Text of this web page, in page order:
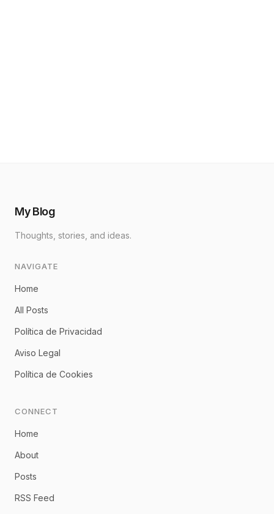
My Blog
Thoughts, stories, and ideas.
NAVIGATE
Home
All Posts
Política de Privacidad
Aviso Legal
Política de Cookies
CONNECT
Home
About
Posts
RSS Feed